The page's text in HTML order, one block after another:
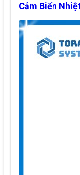
Cảm Biến